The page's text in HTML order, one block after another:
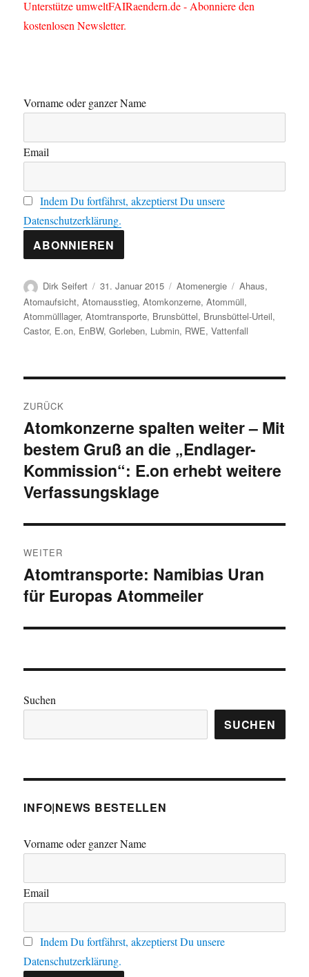
Unterstütze umweltFAIRaendern.de - Abonniere den
kostenlosen Newsletter.
Vorname oder ganzer Name
Email
Indem Du fortfährst, akzeptierst Du unsere
Datenschutzerklärung.
Autor
Dirk Seifert
Veröffentlicht
am
31. Januar 2015 Kategorien
Atomenergie Schlagwörter
Ahaus,
Atomaufsicht,Atomausstieg,Atomkonzerne,Atommüll,
Atommülllager,Atomtransporte, Brunsbüttel, Brunsbüttel-Urteil,
Castor, E.on, EnBW,Gorleben, Lubmin, RWE,Vattenfall
ZURÜCK
Vorheriger
Beitrag:
Atomkonzerne spalten weiter – Mit
bestem Gruß an die „Endlager-
Kommission“: E.on erhebt weitere
Verfassungsklage
WEITER
Nächster
Beitrag:
Atomtransporte: Namibias Uran
für Europas Atommeiler
Suchen
SUCHEN
INFO|NEWS BESTELLEN
Vorname oder ganzer Name
Email
Indem Du fortfährst, akzeptierst Du unsere
Datenschutzerklärung.